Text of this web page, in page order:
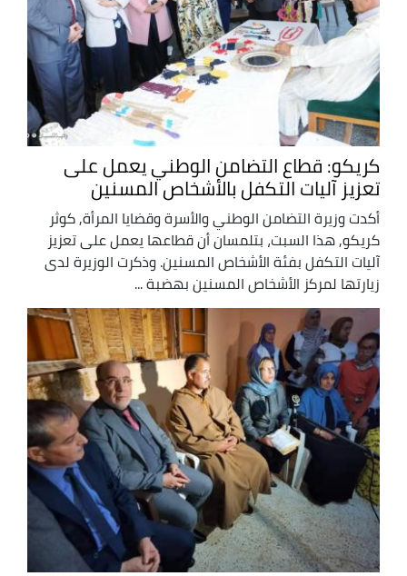
كريكو: قطاع التضامن الوطني يعمل على
تعزيز آليات التكفل بالأشخاص المسنين
أكدت وزيرة التضامن الوطني والأسرة وقضايا المرأة, كوثر
كريكو, هذا السبت، بتلمسان أن قطاعها يعمل على تعزيز
آليات التكفل بفئة الأشخاص المسنين. وذكرت الوزيرة لدى
زيارتها لمركز الأشخاص المسنين بهضبة ...